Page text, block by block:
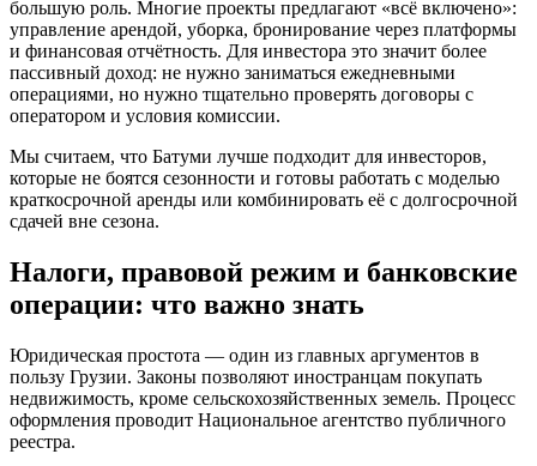
большую роль. Многие проекты предлагают «всё включено»:
управление арендой, уборка, бронирование через платформы
и финансовая отчётность. Для инвестора это значит более
пассивный доход: не нужно заниматься ежедневными
операциями, но нужно тщательно проверять договоры с
оператором и условия комиссии.
Мы считаем, что Батуми лучше подходит для инвесторов,
которые не боятся сезонности и готовы работать с моделью
краткосрочной аренды или комбинировать её с долгосрочной
сдачей вне сезона.
Налоги, правовой режим и банковские
операции: что важно знать
Юридическая простота — один из главных аргументов в
пользу Грузии. Законы позволяют иностранцам покупать
недвижимость, кроме сельскохозяйственных земель. Процесс
оформления проводит Национальное агентство публичного
реестра.